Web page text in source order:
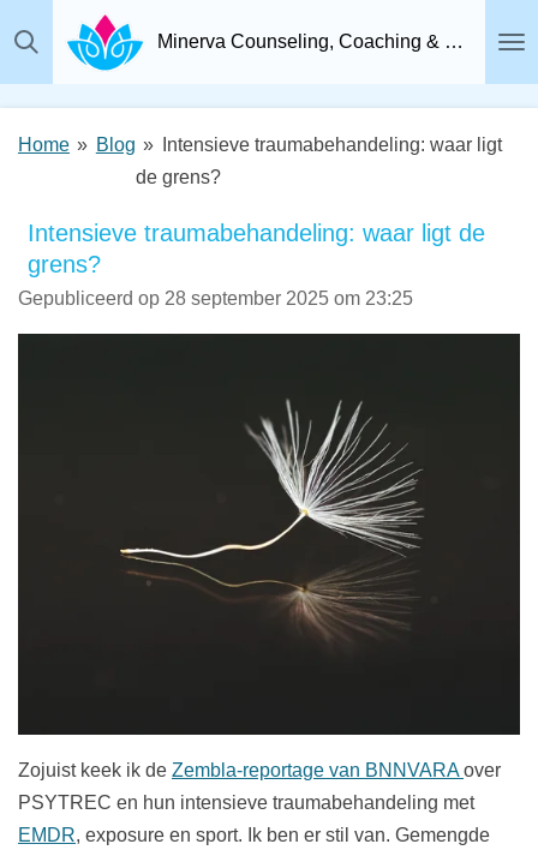
Ga
direct
hoofdinhoud
Minerva Counseling, Coaching & Relatietherapie, Psychosociaal Therapeut Breda
Home » Blog »
Intensieve traumabehandeling: waar ligt
de grens?
Intensieve traumabehandeling: waar ligt de
grens?
Gepubliceerd op 28 september 2025 om 23:25
Zojuist keek ik de Zembla-reportage van BNNVARAover
PSYTREC en hun intensieve traumabehandeling met
EMDR, exposure en sport. Ik ben er stil van. Gemengde